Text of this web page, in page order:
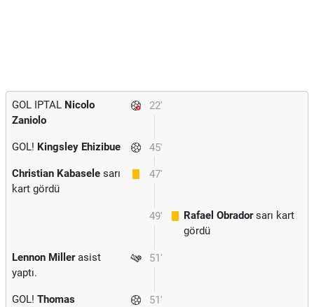
22'
GOL IPTAL Nicolo
Zaniolo
45'
GOL! Kingsley Ehizibue
47'
Christian Kabasele sarı
kart gördü
49' Rafael Obradorsarı kart
gördü
51'
Lennon Millerasist
yaptı.
51'
GOL! Thomas